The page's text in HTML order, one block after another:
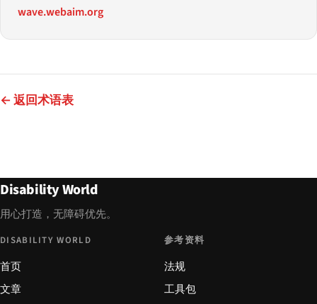
wave.webaim.org
← 返回术语表
Disability World
用心打造，无障碍优先。
DISABILITY WORLD
首页
文章
参考资料
法规
工具包